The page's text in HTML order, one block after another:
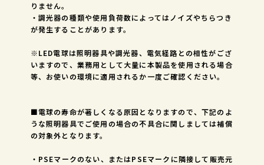
りません。
・調光器の種類や使用負荷数によってはノイズやちらつき
が発生することがあります。
※LED電球は照明器具や調光器、電気経路との相性がござ
いますので、業務用として大量に本製品を使用される場合
等、お使いの環境に適用されるか一度ご確認ください。
■電球の寿命が著しくなる原因となりますので、下記のよ
うな照明器具でご使用の場合の不具合に関しましては補償
の対象外となります。
・PSEマークのない、またはPSEマークに隣接して販売元